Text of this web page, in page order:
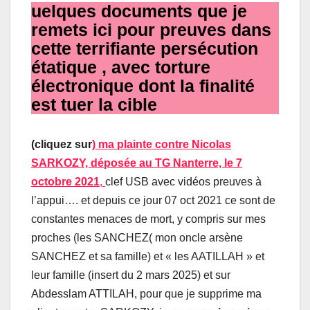
uelques documents que je
remets ici pour preuves dans
cette terrifiante persécution
étatique , avec torture
électronique dont la finalité
est tuer la cible
(cliquez sur) ma plainte contre Nicolas
SARKOZY, déposée au TG Nanterre, le 7
octobre 2021, clef USB avec vidéos preuves à
l’appui…. et depuis ce jour 07 oct 2021 ce sont de
constantes menaces de mort, y compris sur mes
proches (les SANCHEZ( mon oncle arsène
SANCHEZ et sa famille) et « les AATILLAH » et
leur famille (insert du 2 mars 2025) et sur
Abdesslam ATTILAH, pour que je supprime ma